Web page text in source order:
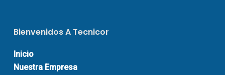
Bienvenidos A Tecnicor
Inicio
Nuestra Empresa